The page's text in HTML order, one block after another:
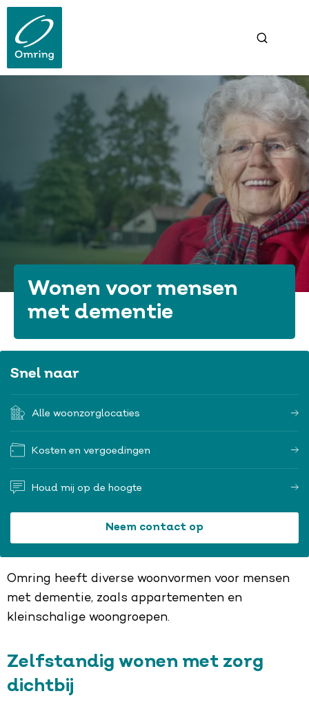
naar
gaan
Wonen voor mensen
met dementie
Snel naar
Alle woonzorglocaties
Kosten en vergoedingen
Houd mij op de hoogte
Neem contact op
Omring heeft diverse woonvormen voor mensen
met dementie, zoals appartementen en
kleinschalige woongroepen.
Zelfstandig wonen met zorg
dichtbij